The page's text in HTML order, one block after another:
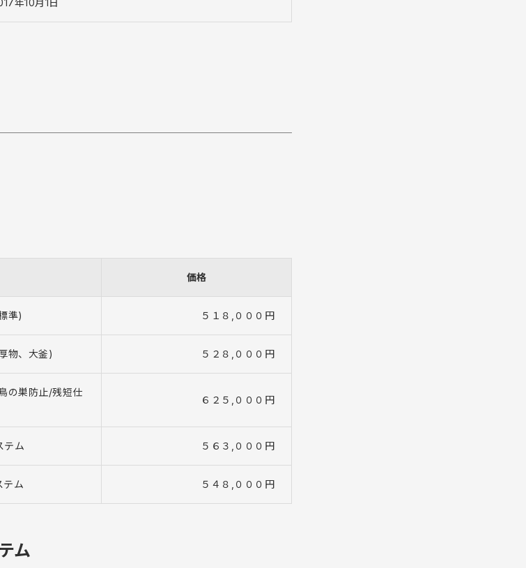
年10月1日
価格
準) ５１８,０００円
物、大釜) ５２８,０００円
の巣防止/残短仕
６２５,０００円
テム ５６３,０００円
テム ５４８,０００円
ム